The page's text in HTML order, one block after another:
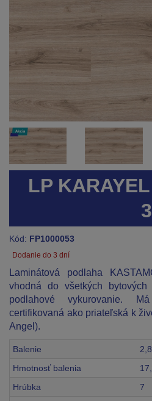
LP
Kód: FP1000053
Dodanie do 3 dní
Laminátová podlaha
vhodná do všetkých
podlahové vykurovanie.
certifikovaná ako priateľská k
Angel).
Balenie
Hmotnosť balenia
Hrúbka
7